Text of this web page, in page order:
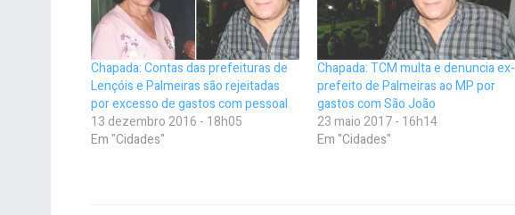
Chapada: Contas das prefeituras de
Lençóis e Palmeiras são rejeitadas
por excesso de gastos com pessoal
13 dezembro 2016 - 18h05
Em "Cidades"
Chapada: TCM multa e denuncia ex-
prefeito de Palmeiras ao MP por
gastos com São João
23 maio 2017 - 16h14
Em "Cidades"